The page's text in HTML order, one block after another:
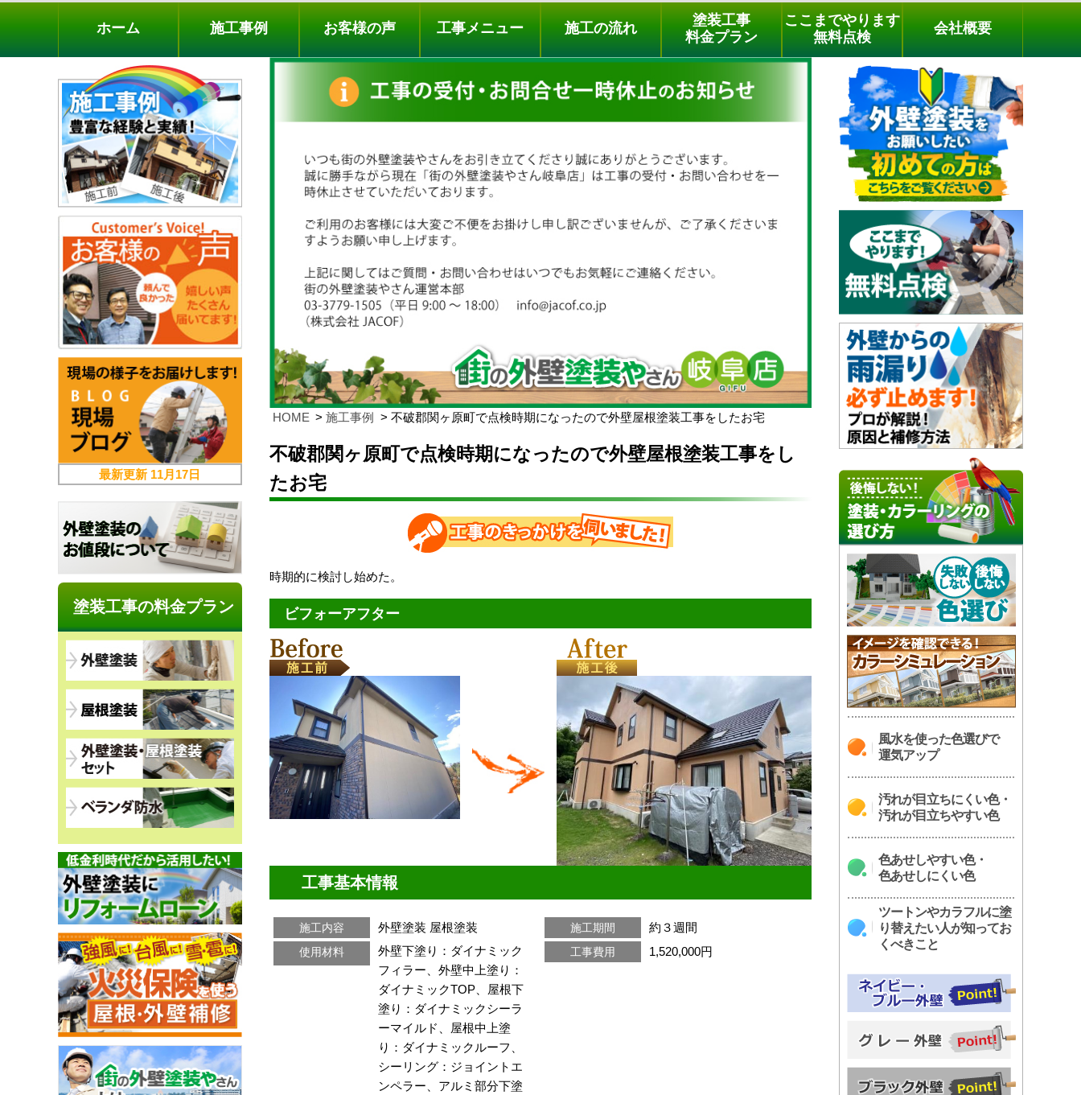
料金プラン 無料点検
電話でのご相談
[9時～18時まで受付中]
phone03-3779-1505
ホーム 施工事例 お客様の声 工事メニュー 施工の流れ
塗装工事
料金プラン
ここまでやります
無料点検
会社概要
HOME 施工事例 不破郡関ヶ原町で点検時期になったので外壁屋根塗装工事をしたお宅
不破郡関ヶ原町で点検時期になったので外壁屋根塗装工事をし
たお宅
時期的に検討し始めた。
ビフォーアフター
工事基本情報
施工内容 外壁塗装 屋根塗装
使用材料
外壁下塗り：ダイナミック
フィラー、外壁中上塗り：
ダイナミックTOP、屋根下
塗り：ダイナミックシーラ
ーマイルド、屋根中上塗
り：ダイナミックルーフ、
シーリング：ジョイントエ
ンペラー、アルミ部分下塗
施工期間 約３週間
工事費用 1,520,000円
風水を使った色選びで
運気アップ
汚れが目立ちにくい色・
汚れが目立ちやすい色
色あせしやすい色・
色あせしにくい色
ツートンやカラフルに塗
り替えたい人が知ってお
くべきこと
最新更新 11月17日
塗装工事の料金プラン